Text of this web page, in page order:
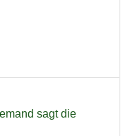
sagt die